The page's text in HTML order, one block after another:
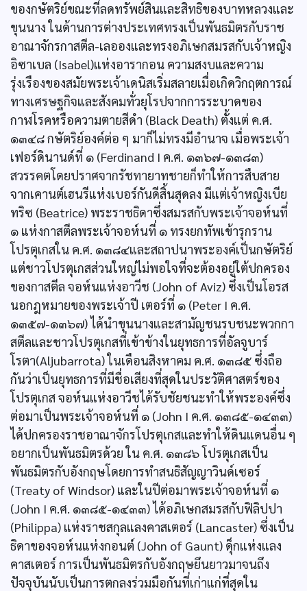
ของกษัตริย์ขณะที่ลดทรัพย์สินและสิทธิของบาทหลวงและ
ขุนนาง ในด้านการต่างประเทศทรงเป็นพันธมิตรกับราช
อาณาจักรกาสตีล-เลอองและทรงอภิเษกสมรสกับเจ้าหญิง
อิซาเบล (Isabel)แห่งอารากอน ความสงบและความ
รุ่งเรืองของสมัยพระเจ้าเดนิสเริ่มสลายเมื่อเกิดวิกฤตการณ์
ทางเศรษฐกิจและสังคมทั่วยุโรปจากการระบาดของ
กาฬโรคหรือความตายสีดำ (Black Death) ตั้งแต่ ค.ศ.
๑๓๔๘ กษัตริย์องค์ต่อ ๆ มาก็ไม่ทรงมีอำนาจ เมื่อพระเจ้า
เฟอร์ดินานด์ที่ ๑ (Ferdinand I ค.ศ. ๑๓๖๗-๑๓๘๓)
สวรรคตโดยปราศจากรัชทายาทชายก็ทำให้การสืบสาย
จากเคานต์เฮนรีแห่งเบอร์กันดีสิ้นสุดลง มีแต่เจ้าหญิงเบีย
ทริซ (Beatrice) พระราชธิดาซึ่งสมรสกับพระเจ้าจอห์นที่
๑ แห่งกาสตีลพระเจ้าจอห์นที่ ๑ ทรงยกทัพเข้ารุกราน
โปรตุเกสใน ค.ศ. ๑๓๘๔และสถาปนาพระองค์เป็นกษัตริย์
แต่ชาวโปรตุเกสส่วนใหญ่ไม่พอใจที่จะต้องอยู่ใต้ปกครอง
ของกาสตีล จอห์นแห่งอาวีช (John of Aviz) ซึ่งเป็นโอรส
นอกฎหมายของพระเจ้าปี เตอร์ที่ ๑ (Peter I ค.ศ.
๑๓๕๗-๑๓๖๗) ได้นำขุนนางและสามัญชนรบชนะพวกกา
สตีลและชาวโปรตุเกสที่เข้าข้างในยุทธการที่อัลจูบาร์
โรตา(Aljubarrota) ในเดือนสิงหาคม ค.ศ. ๑๓๘๕ ซึ่งถือ
กันว่าเป็นยุทธการที่มีชื่อเสียงที่สุดในประวัติศาสตร์ของ
โปรตุเกส จอห์นแห่งอาวีชได้รับชัยชนะทำให้พระองค์ซึ่ง
ต่อมาเป็นพระเจ้าจอห์นที่ ๑ (John I ค.ศ. ๑๓๘๕-๑๔๓๓)
ได้ปกครองราชอาณาจักรโปรตุเกสและทำให้ดินแดนอื่น ๆ
อยากเป็นพันธมิตรด้วย ใน ค.ศ. ๑๓๘๖ โปรตุเกสเป็น
พันธมิตรกับอังกฤษโดยการทำสนธิสัญญาวินด์เซอร์
(Treaty of Windsor) และในปีต่อมาพระเจ้าจอห์นที่ ๑
(John I ค.ศ. ๑๓๘๕-๑๔๓๓) ได้อภิเษกสมรสกับฟิลิปปา
(Philippa) แห่งราชสกุลแลงคาสเตอร์ (Lancaster) ซึ่งเป็น
ธิดาของจอห์นแห่งกอนต์ (John of Gaunt) ดุ็กแห่งแลง
คาสเตอร์ การเป็นพันธมิตรกับอังกฤษยึนยาวมาจนถึง
ปัจจุบันนับเป็นการตกลงร่วมมือกันที่เก่าแก่ที่สุดใน